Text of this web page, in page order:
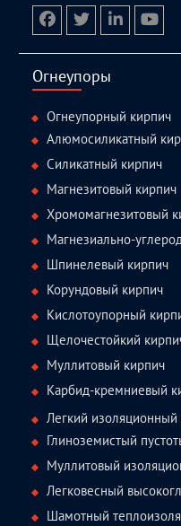
Огнеупоры
Огнеупорный кирпич
Алюмосиликатный
Силикатный кирпич
Магнезитовый кирпич
Хромомагнезитовый
Магнезиально-
Шпинелевый кирпич
Корундовый кирпич
Кислотоупорный
Щелочестойкий
Муллитовый кирпич
Карбид-кремниевый
Легкий
Глиноземистый
Муллитовый
Легковесный
Шамотный